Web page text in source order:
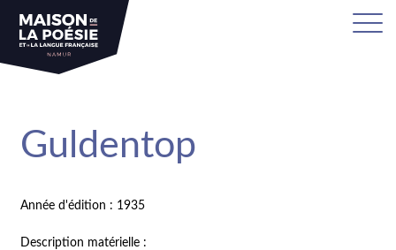
Guldentop
Année d'édition : 1935
Description matérielle :